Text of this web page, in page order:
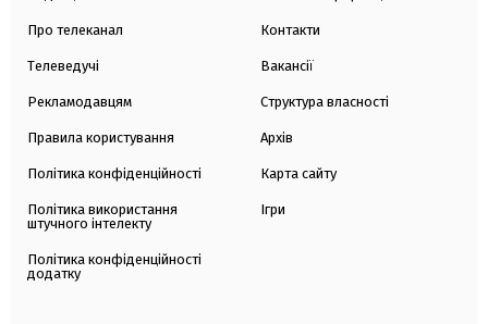
Про телеканал
Телеведучі
Рекламодавцям
Правила користування
Політика конфіденційності
Політика використання
штучного інтелекту
Політика конфіденційності
додатку
Контакти
Вакансії
Структура власності
Архів
Карта сайту
Ігри